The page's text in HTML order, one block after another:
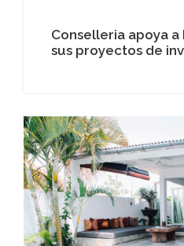
Conselleria apoya
sus proyectos de